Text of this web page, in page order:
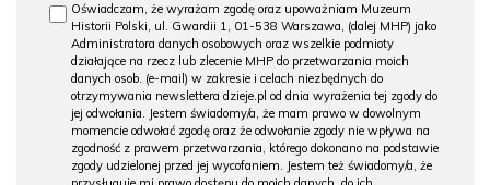
Oświadczam, że wyrażam zgodę oraz upoważniam Muzeum
Historii Polski, ul. Gwardii 1, 01-538 Warszawa, (dalej MHP) jako
Administratora danych osobowych oraz wszelkie podmioty
działające na rzecz lub zlecenie MHP do przetwarzania moich
danych osob. (e-mail) w zakresie i celach niezbędnych do
otrzymywania newslettera dzieje.pl od dnia wyrażenia tej zgody do
jej odwołania. Jestem świadomy/a, że mam prawo w dowolnym
momencie odwołać zgodę oraz że odwołanie zgody nie wpływa na
zgodność z prawem przetwarzania, którego dokonano na podstawie
zgody udzielonej przed jej wycofaniem. Jestem też świadomy/a, że